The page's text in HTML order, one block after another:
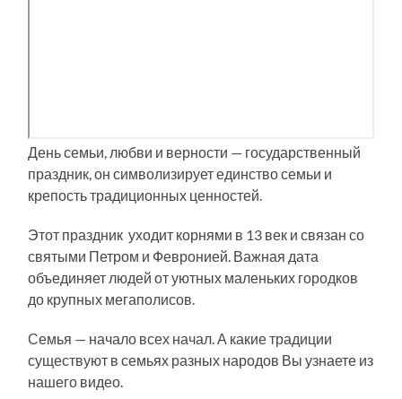
День семьи, любви и верности — государственный
праздник, он символизирует единство семьи и
крепость традиционных ценностей.
Этот праздник уходит корнями в 13 век и связан со
святыми Петром и Февронией. Важная дата
объединяет людей от уютных маленьких городков
до крупных мегаполисов.
Семья — начало всех начал. А какие традиции
существуют в семьях разных народов Вы узнаете из
нашего видео.